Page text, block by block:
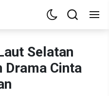
Selatan
Cinta